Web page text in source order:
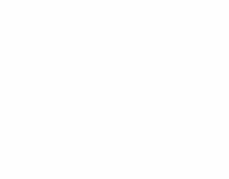
Certificaciones